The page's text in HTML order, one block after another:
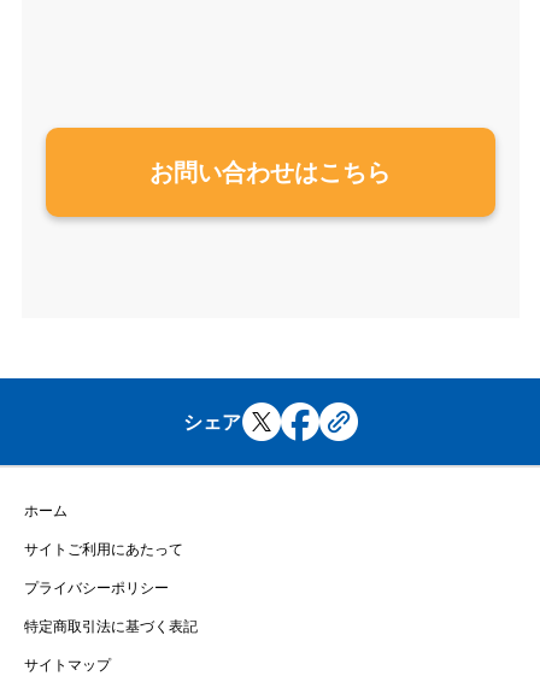
お問い合わせはこちら
シェア
ホーム
サイトご利用にあたって
プライバシーポリシー
特定商取引法に基づく表記
サイトマップ